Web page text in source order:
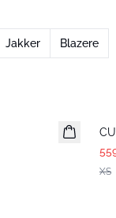
Jakker Blazere
XS